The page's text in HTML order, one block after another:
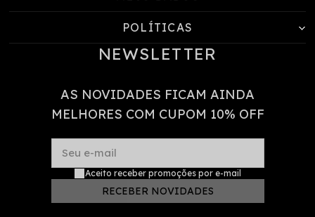
POLÍTICAS
NEWSLETTER
AS NOVIDADES FICAM AINDA
MELHORES COM CUPOM 10% OFF
Seu e-mail
RECEBER NOVIDADES
Aceito receber promoções por e-mail